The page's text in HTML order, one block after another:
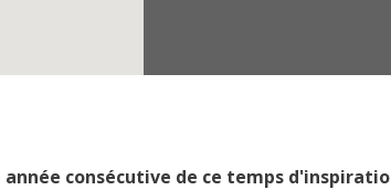
consécutive de ce temps